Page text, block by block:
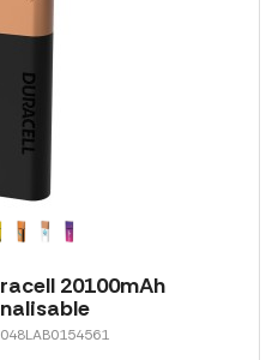
20100mAh